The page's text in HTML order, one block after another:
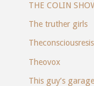
THE COLIN
The truther girls
Theovox
This guy’s garage